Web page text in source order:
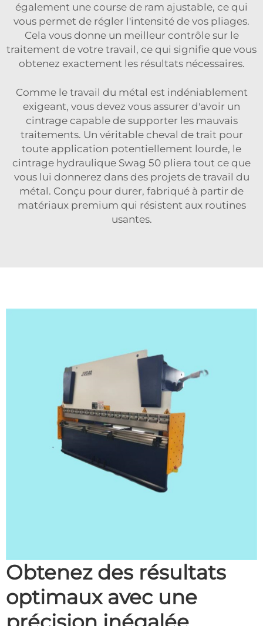
également une course de ram ajustable, ce qui
vous permet de régler l'intensité de vos pliages.
Cela vous donne un meilleur contrôle sur le
traitement de votre travail, ce qui signifie que vous
obtenez exactement les résultats nécessaires.
Comme le travail du métal est indéniablement
exigeant, vous devez vous assurer d'avoir un
cintrage capable de supporter les mauvais
traitements. Un véritable cheval de trait pour
toute application potentiellement lourde, le
cintrage hydraulique Swag 50 pliera tout ce que
vous lui donnerez dans des projets de travail du
métal. Conçu pour durer, fabriqué à partir de
matériaux premium qui résistent aux routines
usantes.
Obtenez des résultats
optimaux avec une